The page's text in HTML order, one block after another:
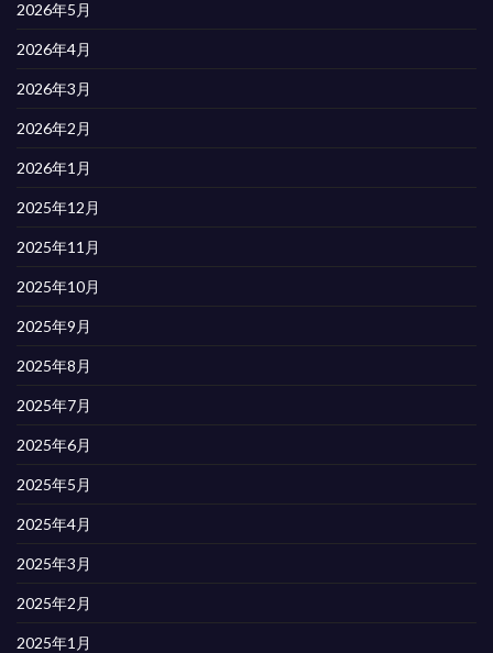
2026年5月
2026年4月
2026年3月
2026年2月
2026年1月
2025年12月
2025年11月
2025年10月
2025年9月
2025年8月
2025年7月
2025年6月
2025年5月
2025年4月
2025年3月
2025年2月
2025年1月